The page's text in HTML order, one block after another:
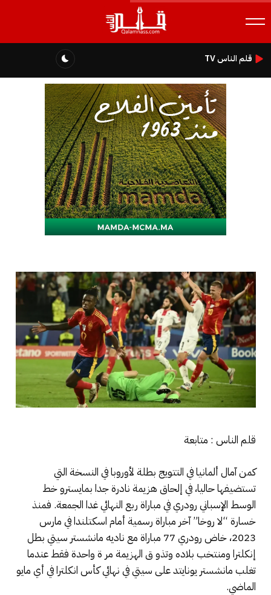
قلم الناس TV
قلم الناس : متابعة
كمن آمال ألمانيا في التتويج بطلة لأوروبا في النسخة التي
تستضيفها حاليا، في إلحاق هزيمة نادرة جدا بمايسترو خط
الوسط الإسباني رودري في مباراة ربع النهائي غدا الجمعة. فمنذ
خسارة “لا روخا” آخر مباراة رسمية أمام اسكتلندا في مارس
2023، خاض رودري 77 مباراة مع ناديه مانشستر سيتي بطل
إنكلترا ومنتخب بلاده وتذو ق الهزيمة مر ة واحدة فقط عندما
تغلب مانشستر يونايتد على سيتي في نهائي كأس انكلترا في أي مايو
الماضي.